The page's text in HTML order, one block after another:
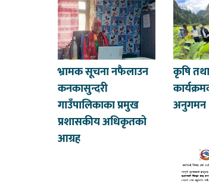
भ्रामक सूचना नफैलाउन
कनकासुन्दरी
गाउँपालिकाका प्रमुख
प्रशासकीय अधिकृतको
आग्रह
कृषि
अनुगमन